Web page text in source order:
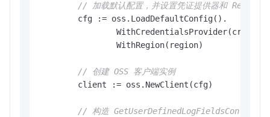
// 加载默认配置，并设置凭证提供器和 Region
// 创建 OSS 客户端实例
// 构造 GetUserDefinedLogFieldsConfig 请